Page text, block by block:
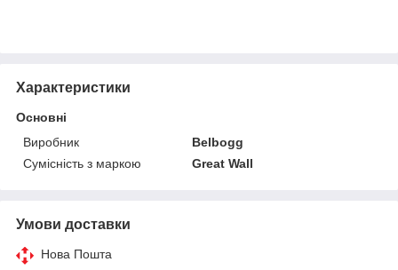
Характеристики
Основні
Виробник
Belbogg
Сумісність з маркою
Great Wall
Умови доставки
Нова Пошта